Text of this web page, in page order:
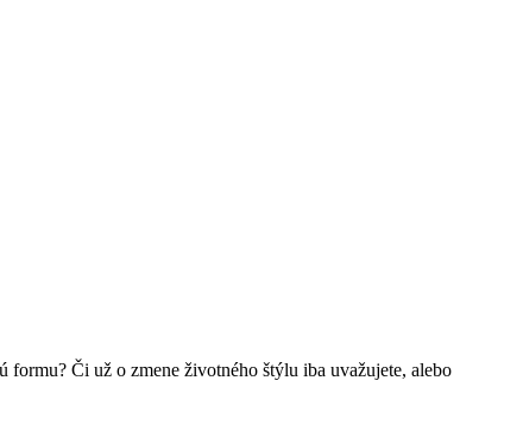
Či už o zmene životného štýlu iba uvažujete, alebo